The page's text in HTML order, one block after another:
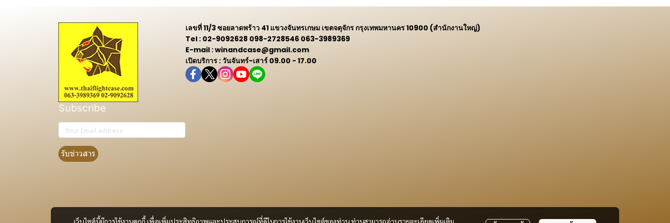
เว็บไซต์นี้มีการใช้งานคุกกี้ เพื่อเพิ่มประสิทธิภาพและประสบการณ์ที่ดีในการใช้งานเว็บไซต์ของท่าน ท่านสามารถอ่านรายละเอียดเพิ่มเติม
Subscribe
รับข่าวสาร
เลขที่ 11/3 ซอยลาดพร้าว 41 แขวงจันทรเกษม เขตจตุจักร กรุงเทพมหานคร 10900 (สำนักงานใหญ่)
Tel : 02-9092628 098-2728546 063-3989369
E-mail : winandcase@gmail.com
เปิดบริการ : วันจันทร์-เสาร์ 09.00 - 17.00